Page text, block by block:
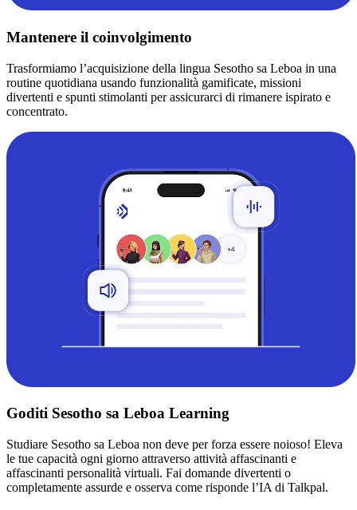
Mantenere il coinvolgimento
Trasformiamo l’acquisizione della lingua Sesotho sa Leboa in una
routine quotidiana usando funzionalità gamificate, missioni
divertenti e spunti stimolanti per assicurarci di rimanere ispirato e
concentrato.
Goditi Sesotho sa Leboa Learning
Studiare Sesotho sa Leboa non deve per forza essere noioso! Eleva
le tue capacità ogni giorno attraverso attività affascinanti e
affascinanti personalità virtuali. Fai domande divertenti o
completamente assurde e osserva come risponde l’IA di Talkpal.